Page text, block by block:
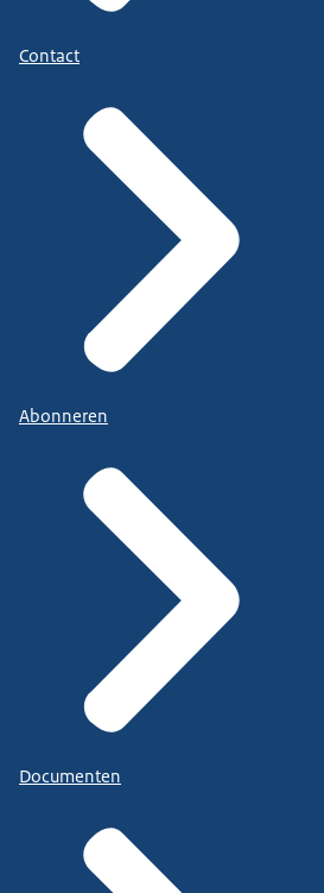
Contact
Abonneren
Documenten